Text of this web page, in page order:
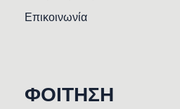
Επικοινωνία
ΦΟΙΤΗΣΗ